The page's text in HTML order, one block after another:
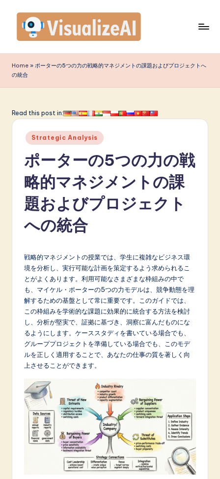
content
is
u
li
A
p
Home » ポーターの5つの力の戦略的マネジメントの課題およびプロジェクトへ
の統合
Read this post in:
Posted
in
Strategic Analysis
ポーターの5つの力の戦
略的マネジメントの課
題およびプロジェクト
への統合
戦略的マネジメントの授業では、学生に複雑なビジネス環
境を分析し、実行可能な計画を策定するよう求められるこ
とがよくあります。利用可能なさまざまな枠組みの中で
も、マイケル・ポーターの5つの力モデルは、競争動態を理
解するための基盤として常に重要です。このガイドでは、
この枠組みを学術的な課題に効果的に統合する方法を検討
し、分析が堅実で、証拠に基づき、洞察に富んだものにな
るようにします。ケーススタディを書いている場合でも、
グループプロジェクトを準備している場合でも、このモデ
ルを正しく適用することで、あなたの仕事の質を著しく向
上させることができます。